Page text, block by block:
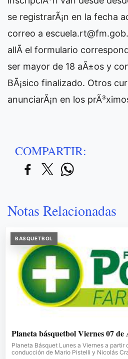
se registrarÃ¡n en la fecha
correo a
allÃ­ el formulario
ser mayor de 18 aÃ±os y
BÃ¡sico finalizado. Otros
anunciarÃ¡n en los
COMPARTIR:
Notas Relacionadas
BASQUETBOL
Planeta básquetbol Viernes 07 de
Planeta Básquet Lunes a Viernes a partir
conducción de Mario Pistelli y Nicolás